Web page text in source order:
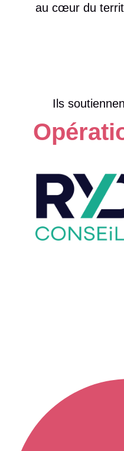
au cœur du
Ils